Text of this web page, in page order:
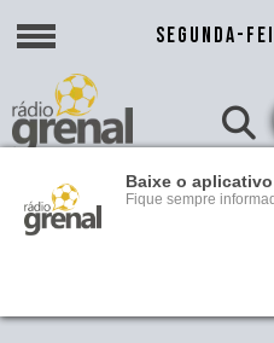
Baixe o
Fique sempre
SEGUNDA-